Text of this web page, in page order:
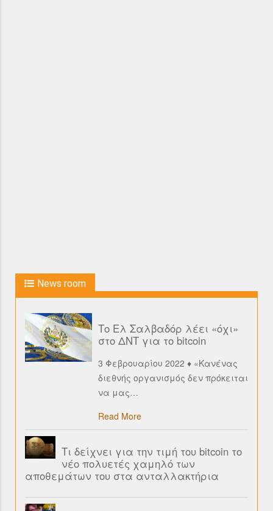
News room
Το Ελ Σαλβαδόρ λέει «όχι»
στο ΔΝΤ για το bitcoin
3 Φεβρουαρίου 2022 ♦ «Κανένας
διεθνής οργανισμός δεν πρόκειται
να μας…
Read More
Τι δείχνει για την τιμή του bitcoin το
νέο πολυετές χαμηλό των
αποθεμάτων του στα ανταλλακτήρια